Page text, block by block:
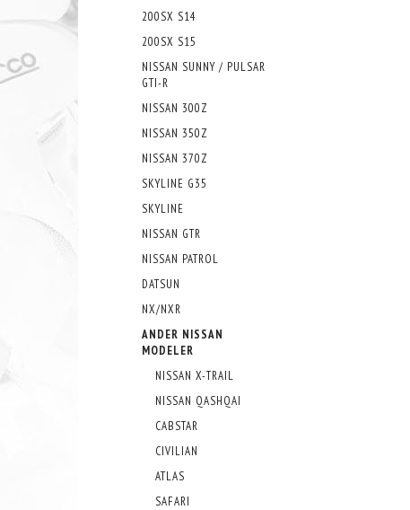
200SX S14
200SX S15
NISSAN SUNNY / PULSAR
GTI-R
NISSAN 300Z
NISSAN 350Z
NISSAN 370Z
SKYLINE G35
SKYLINE
NISSAN GTR
NISSAN PATROL
DATSUN
NX/NXR
ANDER NISSAN
MODELER
NISSAN X-TRAIL
NISSAN QASHQAI
CABSTAR
CIVILIAN
ATLAS
SAFARI